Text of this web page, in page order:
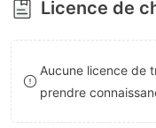
7
8
9
Licence de
Aucune licence de
prendre